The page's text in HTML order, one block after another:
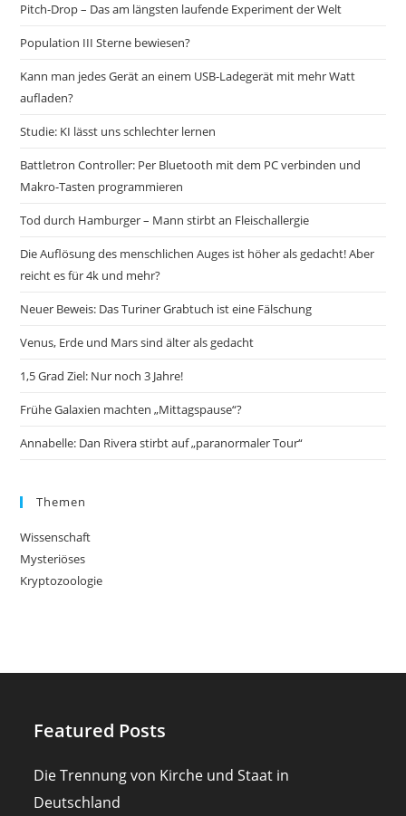
Pitch-Drop – Das am längsten laufende Experiment der Welt
Population III Sterne bewiesen?
Kann man jedes Gerät an einem USB-Ladegerät mit mehr Watt
aufladen?
Studie: KI lässt uns schlechter lernen
Battletron Controller: Per Bluetooth mit dem PC verbinden und
Makro-Tasten programmieren
Tod durch Hamburger – Mann stirbt an Fleischallergie
Die Auflösung des menschlichen Auges ist höher als gedacht! Aber
reicht es für 4k und mehr?
Neuer Beweis: Das Turiner Grabtuch ist eine Fälschung
Venus, Erde und Mars sind älter als gedacht
1,5 Grad Ziel: Nur noch 3 Jahre!
Frühe Galaxien machten „Mittagspause“?
Annabelle: Dan Rivera stirbt auf „paranormaler Tour“
Themen
Wissenschaft
Mysteriöses
Kryptozoologie
Featured Posts
Die Trennung von Kirche und Staat in
Deutschland